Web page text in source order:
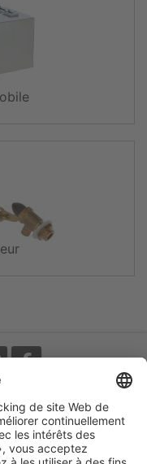
légales
des données